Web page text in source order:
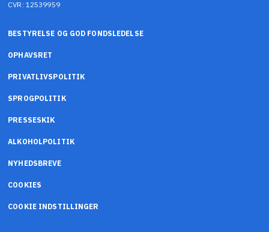
CVR: 12539959
BESTYRELSE OG GOD FONDSLEDELSE
OPHAVSRET
PRIVATLIVSPOLITIK
SPROGPOLITIK
PRESSESKIK
ALKOHOLPOLITIK
NYHEDSBREVE
COOKIES
COOKIE INDSTILLINGER